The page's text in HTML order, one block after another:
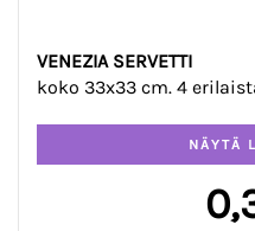
VENEZIA SERVETTI
koko 33x33 cm. 4